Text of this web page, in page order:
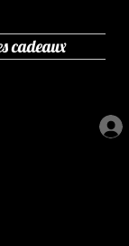
cadeaux